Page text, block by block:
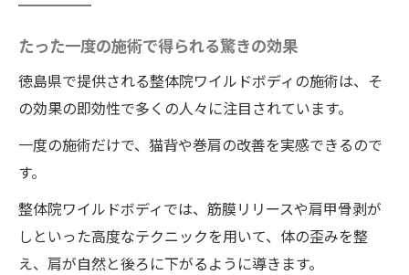
たった一度の施術で得られる驚きの効果
徳島県で提供される整体院ワイルドボディの施術は、そ
の効果の即効性で多くの人々に注目されています。
一度の施術だけで、猫背や巻肩の改善を実感できるので
す。
整体院ワイルドボディでは、筋膜リリースや肩甲骨剥が
しといった高度なテクニックを用いて、体の歪みを整
え、肩が自然と後ろに下がるように導きます。